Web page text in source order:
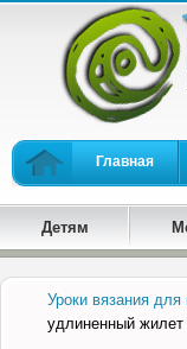
Главная
Детям
Уроки вязания
удлиненный жилет